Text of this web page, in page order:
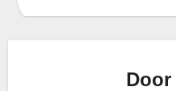
Door